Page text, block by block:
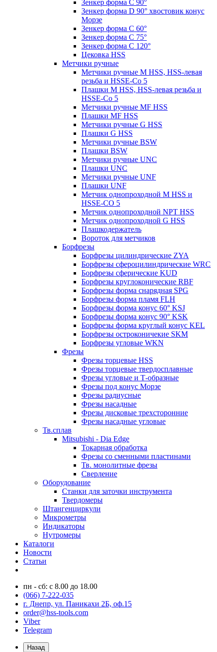
Зенкер форма С 90°
Зенкер форма D 90° хвостовик конус
Морзе
Зенкер форма С 60°
Зенкер форма С 75°
Зенкер форма С 120°
Цековка HSS
Метчики ручные
Метчики ручные M HSS, HSS-левая
резьба и HSSE-Co 5
Плашки M HSS, HSS-левая резьба и
HSSE-Co 5
Метчики ручные MF HSS
Плашки MF HSS
Метчики ручные G HSS
Плашки G HSS
Метчики ручные BSW
Плашки BSW
Метчики ручные UNC
Плашки UNC
Метчики ручные UNF
Плашки UNF
Метчик однопроходной M HSS и
HSSE-CO 5
Метчик однопроходной NPT HSS
Метчик однопроходной G HSS
Плашкодержатель
Вороток для метчиков
Борфрезы
Борфрезы цилиндрические ZYA
Борфрезы сфероцилиндрические WRC
Борфрезы сферические KUD
Борфрезы круглоконические RBF
Борфрезы форма снарядная SPG
Борфрезы форма пламя FLH
Борфрезы форма конус 60° KSJ
Борфрезы форма конус 90° KSK
Борфрезы форма круглый конус KEL
Борфрезы остроконичекие SKM
Борфрезы угловые WKN
Фрезы
Фрезы торцевые HSS
Фрезы торцевые твердосплавные
Фрезы угловые и Т-образные
Фрезы под конус Морзе
Фрезы радиусные
Фрезы насадные
Фрезы дисковые трехсторонние
Фрезы насадные угловые
Тв.сплав
Mitsubishi - Dia Edge
Токарная обработка
Фрезы со сменными пластинами
Тв. монолитные фрезы
Сверление
Оборудование
Станки для заточки инструмента
Твердомеры
Штангенциркули
Микрометры
Индикаторы
Нутромеры
Каталоги
Новости
Статьи
пн - сб: с 8.00 до 18.00
(066) 7-222-035
г. Днепр, ул. Паникахи 2Б, оф.15
order@hss-tools.com
Viber
Telegram
Назад